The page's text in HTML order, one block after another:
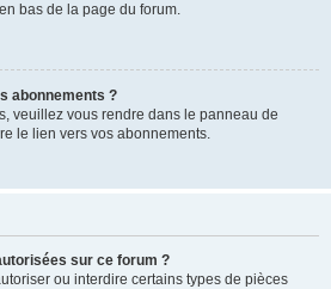
bas de la page du forum.
abonnements ?
veuillez vous rendre dans le panneau de
le lien vers vos abonnements.
sur ce forum ?
ou interdire certains types de pièces